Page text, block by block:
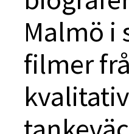
Malmö i
filmer